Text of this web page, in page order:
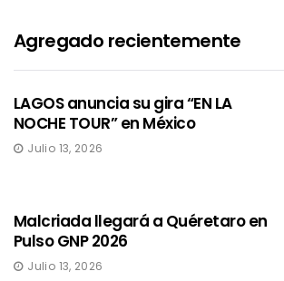
Agregado recientemente
LAGOS anuncia su gira “EN LA
NOCHE TOUR” en México
Julio 13, 2026
Malcriada llegará a Quéretaro en
Pulso GNP 2026
Julio 13, 2026